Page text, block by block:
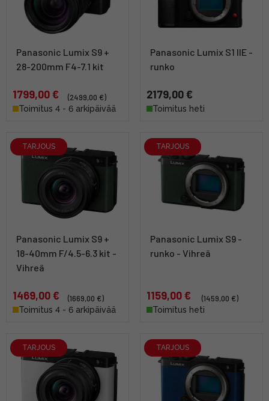
Panasonic Lumix S9 +
28-200mm F4-7.1 kit
1799,00 €
(2499,00 €)
Toimitus 4 - 6 arkipäivää
Panasonic Lumix S1 IIE -
runko
2179,00 €
Toimitus heti
TARJOUS
Panasonic Lumix S9 +
18-40mm F/4.5-6.3 kit -
Vihreä
1469,00 €
(1669,00 €)
Toimitus 4 - 6 arkipäivää
TARJOUS
Panasonic Lumix S9 -
runko - Vihreä
1159,00 €
(1459,00 €)
Toimitus heti
TARJOUS TARJOUS